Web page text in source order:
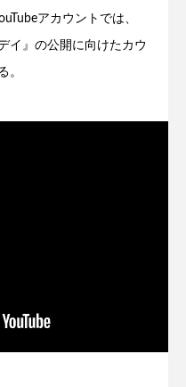
アカウントでは、
イ』の公開に向けたカウ
。